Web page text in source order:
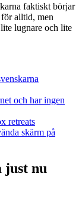
faktiskt börjar
alltid, men
lugnare och lite
och har ingen
retreats
skärm på
just nu